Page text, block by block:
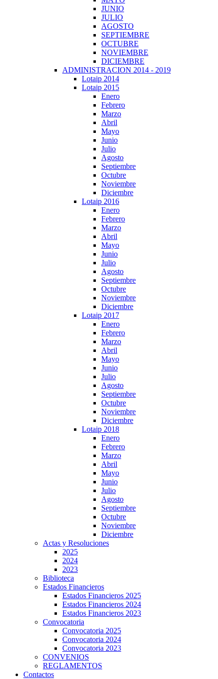
JUNIO
JULIO
AGOSTO
SEPTIEMBRE
OCTUBRE
NOVIEMBRE
DICIEMBRE
ADMINISTRACION 2014 - 2019
Lotaip 2014
Lotaip 2015
Enero
Febrero
Marzo
Abril
Mayo
Junio
Julio
Agosto
Septiembre
Octubre
Noviembre
Diciembre
Lotaip 2016
Enero
Febrero
Marzo
Abril
Mayo
Junio
Julio
Agosto
Septiembre
Octubre
Noviembre
Diciembre
Lotaip 2017
Enero
Febrero
Marzo
Abril
Mayo
Junio
Julio
Agosto
Septiembre
Octubre
Noviembre
Diciembre
Lotaip 2018
Enero
Febrero
Marzo
Abril
Mayo
Junio
Julio
Agosto
Septiembre
Octubre
Noviembre
Diciembre
Actas y Resoluciones
2025
2024
2023
Biblioteca
Estados Financieros
Estados Financieros 2025
Estados Financieros 2024
Estados Financieros 2023
Convocatoria
Convocatoria 2025
Convocatoria 2024
Convocatoria 2023
CONVENIOS
REGLAMENTOS
Contactos